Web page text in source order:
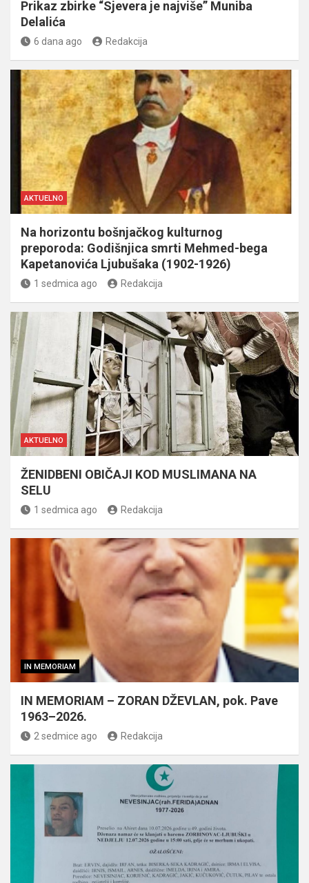
Prikaz zbirke “Sjevera je najviše” Muniba
Delalića
6 dana ago Redakcija
AKTUELNO
Na horizontu bošnjačkog kulturnog
preporoda: Godišnjica smrti Mehmed-bega
Kapetanovića Ljubušaka (1902-1926)
1 sedmica ago Redakcija
AKTUELNO
ŽENIDBENI OBIČAJI KOD MUSLIMANA NA
SELU
1 sedmica ago Redakcija
IN MEMORIAM
IN MEMORIAM – ZORAN DŽEVLAN, pok. Pave
1963–2026.
2 sedmice ago Redakcija